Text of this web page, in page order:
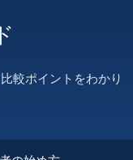
較ポイントをわかり